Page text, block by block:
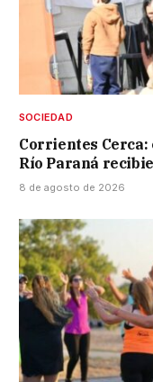
SOCIEDAD
Corrientes
Río Paraná
8 de agosto de 2026